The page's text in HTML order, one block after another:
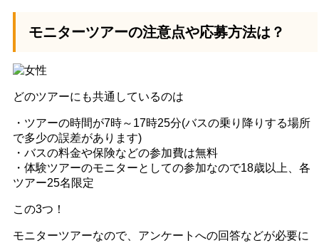
モニターツアーの注意点や応募方法は？
どのツアーにも共通しているのは
・ツアーの時間が7時～17時25分(バスの乗り降りする場所
で多少の誤差があります)
・バスの料金や保険などの参加費は無料
・体験ツアーのモニターとしての参加なので18歳以上、各
ツアー25名限定
この3つ！
モニターツアーなので、アンケートへの回答などが必要に